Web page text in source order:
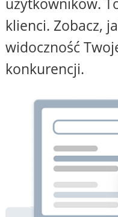
użytkowników.
klienci. Zobacz,
widoczność
konkurencji.